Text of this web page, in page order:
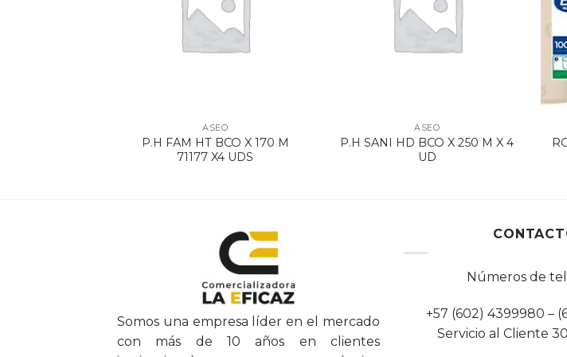
ASEO
P.H FAM HT BCO X 170 M
71177 X4 UDS
ASEO
P.H SANI HD BCO X 250 M X 4
UD
Somos una empresa líder en el mercado
con más de 10 años en clientes
Números de
+57 (602) 4399980 –
Servicio al Cliente